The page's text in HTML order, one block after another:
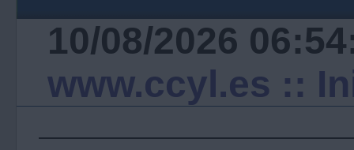
10/08/2026
www.ccyl.es ::